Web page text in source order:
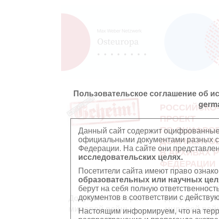
Пользовательское соглашение об
Данный сайт содержит
официальными документами разных
Федерации. На сайте они
исследовательских целях.
Посетители сайта имеют право
образовательных или научных
берут на себя полную
документов в соответствии с
Настоящим информируем, что на
ПРОЕКТ
ПО
В АРХИВАХ
ФЕДЕРАЦИИ
Документы Второй
мировой войны
Документы
мировой